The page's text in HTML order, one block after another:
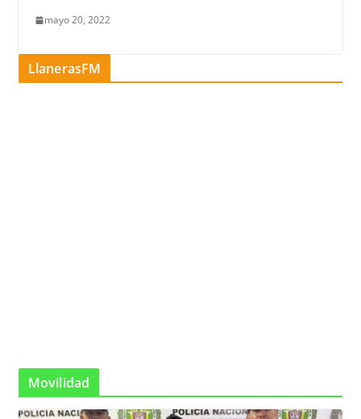
mayo 20, 2022
LlanerasFM
Movilidad